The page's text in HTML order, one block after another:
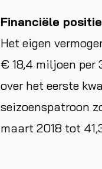
Financiële positie
Het eigen
€ 18,4 miljoen per
over het eerste
seizoenspatroon
maart 2018 tot